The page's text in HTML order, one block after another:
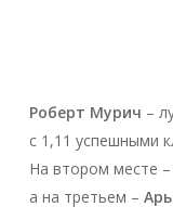
Роберт Мурич –
с 1,11 успешными
На втором месте –
а на третьем –